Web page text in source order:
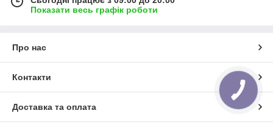
Показати весь графік роботи
Про нас
Контакти
Доставка та оплата
КНОПКА
ЗВ'ЯЗКУ